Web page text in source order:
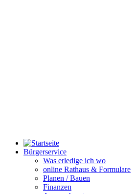
Bürgerservice
Was erledige ich wo
online Rathaus & Formulare
Planen / Bauen
Finanzen